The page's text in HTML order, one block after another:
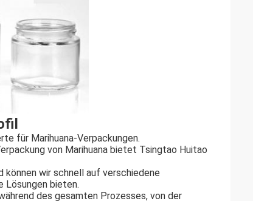
für Marihuana-Verpackungen.
von Marihuana bietet Tsingtao Huitao
können wir schnell auf verschiedene
Lösungen bieten.
des gesamten Prozesses, von der